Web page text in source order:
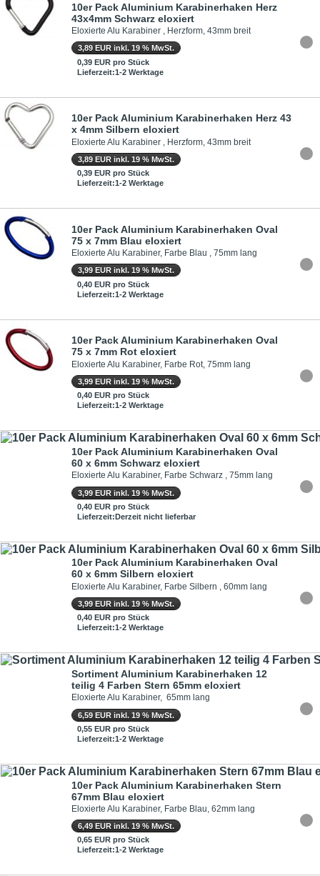
10er Pack Aluminium Karabinerhaken Herz
43x4mm Schwarz eloxiert
Eloxierte Alu Karabiner , Herzform, 43mm breit
3,89 EUR inkl. 19 % MwSt.
0,39 EUR pro Stück
Lieferzeit:1-2 Werktage
10er Pack Aluminium Karabinerhaken Herz 43
x 4mm Silbern eloxiert
Eloxierte Alu Karabiner , Herzform, 43mm breit
3,89 EUR inkl. 19 % MwSt.
0,39 EUR pro Stück
Lieferzeit:1-2 Werktage
10er Pack Aluminium Karabinerhaken Oval
75 x 7mm Blau eloxiert
Eloxierte Alu Karabiner, Farbe Blau , 75mm lang
3,99 EUR inkl. 19 % MwSt.
0,40 EUR pro Stück
Lieferzeit:1-2 Werktage
10er Pack Aluminium Karabinerhaken Oval
75 x 7mm Rot eloxiert
Eloxierte Alu Karabiner, Farbe Rot, 75mm lang
3,99 EUR inkl. 19 % MwSt.
0,40 EUR pro Stück
Lieferzeit:1-2 Werktage
10er Pack Aluminium Karabinerhaken Oval
60 x 6mm Schwarz eloxiert
Eloxierte Alu Karabiner, Farbe Schwarz , 75mm lang
3,99 EUR inkl. 19 % MwSt.
0,40 EUR pro Stück
Lieferzeit:Derzeit nicht lieferbar
10er Pack Aluminium Karabinerhaken Oval
60 x 6mm Silbern eloxiert
Eloxierte Alu Karabiner, Farbe Silbern , 60mm lang
3,99 EUR inkl. 19 % MwSt.
0,40 EUR pro Stück
Lieferzeit:1-2 Werktage
Sortiment Aluminium Karabinerhaken 12
teilig 4 Farben Stern 65mm eloxiert
Eloxierte Alu Karabiner, 65mm lang
6,59 EUR inkl. 19 % MwSt.
0,55 EUR pro Stück
Lieferzeit:1-2 Werktage
10er Pack Aluminium Karabinerhaken Stern
67mm Blau eloxiert
Eloxierte Alu Karabiner, Farbe Blau, 62mm lang
6,49 EUR inkl. 19 % MwSt.
0,65 EUR pro Stück
Lieferzeit:1-2 Werktage